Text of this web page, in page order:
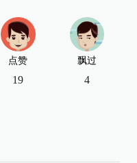
点赞
19
飘过
4